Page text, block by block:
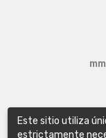
Este sitio utiliza
estrictamente